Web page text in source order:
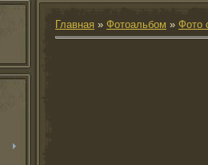
Главная » Фотоальбом » Фото